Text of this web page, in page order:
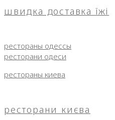
швидка доставка їжі
рестораны одессы
ресторани одеси
рестораны киева
ресторани києва